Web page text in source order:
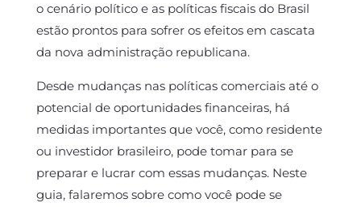
o cenário político e as políticas fiscais do Brasil
estão prontos para sofrer os efeitos em cascata
da nova administração republicana.
Desde mudanças nas políticas comerciais até o
potencial de oportunidades financeiras, há
medidas importantes que você, como residente
ou investidor brasileiro, pode tomar para se
preparar e lucrar com essas mudanças. Neste
guia, falaremos sobre como você pode se